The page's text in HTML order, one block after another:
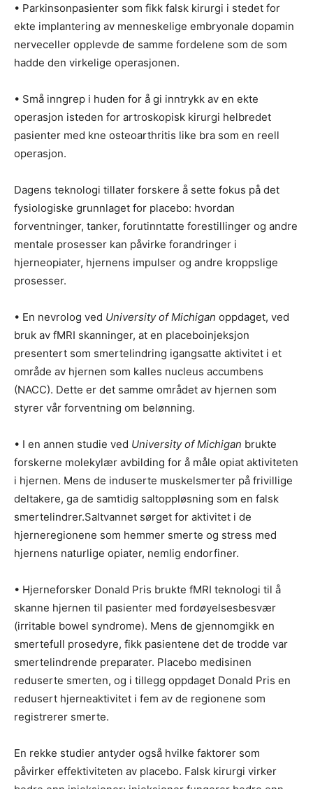
• Parkinsonpasienter som fikk falsk kirurgi i stedet for
ekte implantering av menneskelige embryonale dopamin
nerveceller opplevde de samme fordelene som de som
hadde den virkelige operasjonen.
• Små inngrep i huden for å gi inntrykk av en ekte
operasjon isteden for artroskopisk kirurgi helbredet
pasienter med kne osteoarthritis like bra som en reell
operasjon.
Dagens teknologi tillater forskere å sette fokus på det
fysiologiske grunnlaget for placebo: hvordan
forventninger, tanker, forutinntatte forestillinger og andre
mentale prosesser kan påvirke forandringer i
hjerneopiater, hjernens impulser og andre kroppslige
prosesser.
• En nevrolog ved University of Michigan oppdaget, ved
bruk av fMRI skanninger, at en placeboinjeksjon
presentert som smertelindring igangsatte aktivitet i et
område av hjernen som kalles nucleus accumbens
(NACC). Dette er det samme området av hjernen som
styrer vår forventning om belønning.
• I en annen studie ved University of Michigan brukte
forskerne molekylær avbilding for å måle opiat aktiviteten
i hjernen. Mens de induserte muskelsmerter på frivillige
deltakere, ga de samtidig saltoppløsning som en falsk
smertelindrer.Saltvannet sørget for aktivitet i de
hjerneregionene som hemmer smerte og stress med
hjernens naturlige opiater, nemlig endorfiner.
• Hjerneforsker Donald Pris brukte fMRI teknologi til å
skanne hjernen til pasienter med fordøyelsesbesvær
(irritable bowel syndrome). Mens de gjennomgikk en
smertefull prosedyre, fikk pasientene det de trodde var
smertelindrende preparater. Placebo medisinen
reduserte smerten, og i tillegg oppdaget Donald Pris en
redusert hjerneaktivitet i fem av de regionene som
registrerer smerte.
En rekke studier antyder også hvilke faktorer som
påvirker effektiviteten av placebo. Falsk kirurgi virker